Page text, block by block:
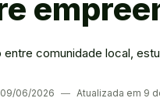
comunidade local,
06/2026 ― Atualizada em 9